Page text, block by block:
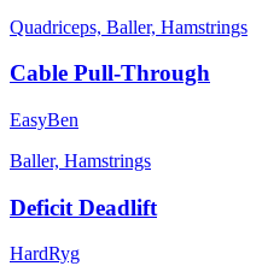
Quadriceps, Baller, Hamstrings
Cable Pull-Through
EasyBen
Baller, Hamstrings
Deficit Deadlift
HardRyg